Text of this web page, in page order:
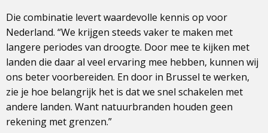
Die combinatie levert waardevolle kennis op voor
Nederland. “We krijgen steeds vaker te maken met
langere periodes van droogte. Door mee te kijken met
landen die daar al veel ervaring mee hebben, kunnen wij
ons beter voorbereiden. En door in Brussel te werken,
zie je hoe belangrijk het is dat we snel schakelen met
andere landen. Want natuurbranden houden geen
rekening met grenzen.”